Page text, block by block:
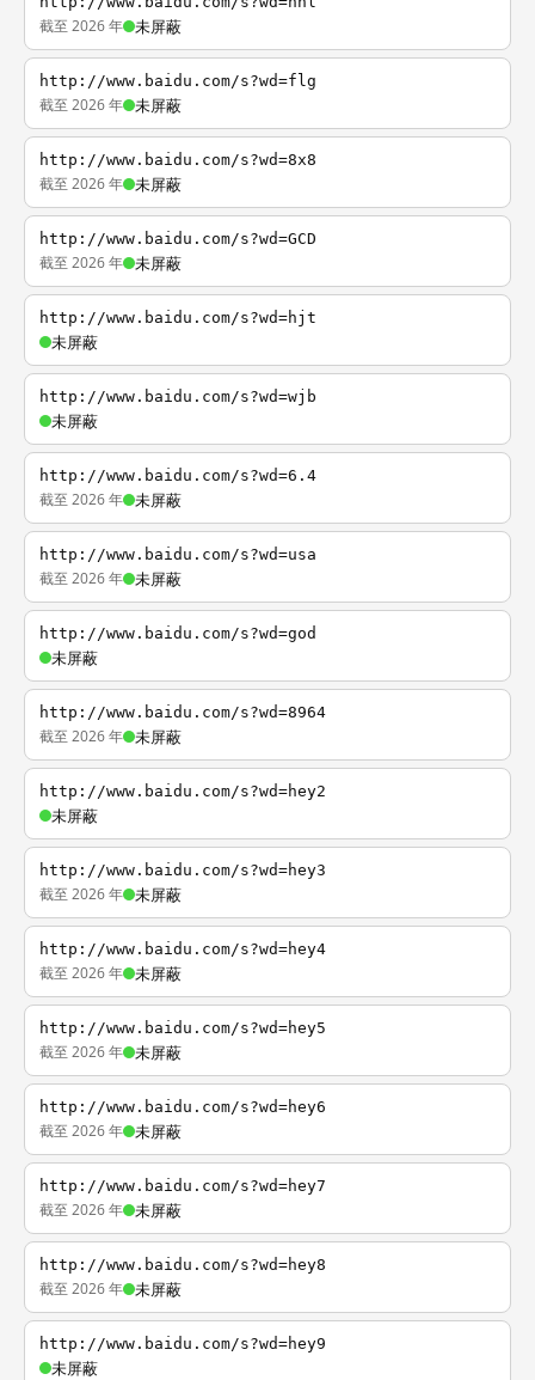
截至 2026 年 未屏蔽
http://www.baidu.com/s?wd=flg
截至 2026 年 未屏蔽
http://www.baidu.com/s?wd=8x8
截至 2026 年 未屏蔽
http://www.baidu.com/s?wd=GCD
截至 2026 年 未屏蔽
http://www.baidu.com/s?wd=hjt
未屏蔽
http://www.baidu.com/s?wd=wjb
未屏蔽
http://www.baidu.com/s?wd=6.4
截至 2026 年 未屏蔽
http://www.baidu.com/s?wd=usa
截至 2026 年 未屏蔽
http://www.baidu.com/s?wd=god
未屏蔽
http://www.baidu.com/s?wd=8964
截至 2026 年 未屏蔽
http://www.baidu.com/s?wd=hey2
未屏蔽
http://www.baidu.com/s?wd=hey3
截至 2026 年 未屏蔽
http://www.baidu.com/s?wd=hey4
截至 2026 年 未屏蔽
http://www.baidu.com/s?wd=hey5
截至 2026 年 未屏蔽
http://www.baidu.com/s?wd=hey6
截至 2026 年 未屏蔽
http://www.baidu.com/s?wd=hey7
截至 2026 年 未屏蔽
http://www.baidu.com/s?wd=hey8
截至 2026 年 未屏蔽
http://www.baidu.com/s?wd=hey9
未屏蔽